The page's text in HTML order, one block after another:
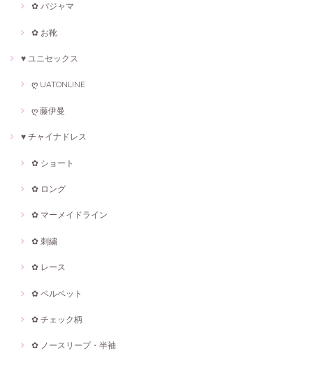
✿ パジャマ
✿ お靴
♥ ユニセックス
ღ UATONLINE
ღ 藤伊曼
♥ チャイナドレス
✿ ショート
✿ ロング
✿ マーメイドライン
✿ 刺繍
✿ レース
✿ ベルベット
✿ チェック柄
✿ ノースリープ・半袖